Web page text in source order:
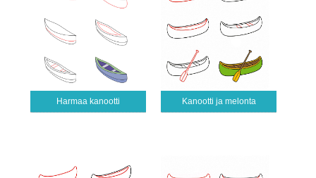
Harmaa kanootti Kanootti ja melonta